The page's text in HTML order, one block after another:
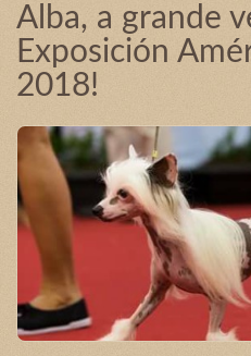
Alba, a grande
Exposición
2018!